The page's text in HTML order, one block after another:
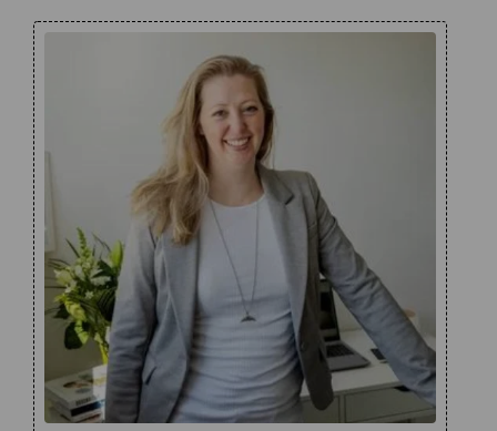
dochtertje, Mare. Door Mare kan ik van
werkt. Dit maakt dat ik ouders middels
eigen ervaringen kan ondersteunen en
coachen bij slaapproblemen van hun